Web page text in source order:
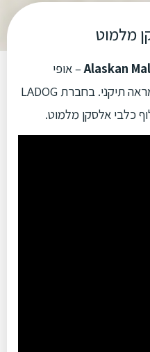
מלמוט
Alaskan– אופי
ומאפיינים,גידול נכון, בריאות, מראה תיקני. בחברת LADOG
כלבי אלסקן מלמוט.